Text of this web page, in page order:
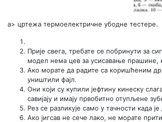
а> цртежа термоелектричне убодне тестере.
Прије свега, требате се побринути за
модел нема цев за усисавање прашине,
Ако морате да радите са коришћеним
уништили фајл.
Они који су купили јефтину кинеску
савијају и имају првобитно отупљене
Рез се разликује само у тачности када
Ако јигсав не сече лако, не морате